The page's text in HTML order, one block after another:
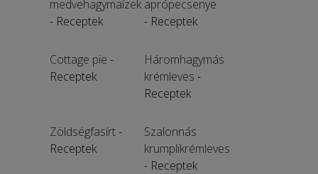
medvehagymaízek
- Receptek
aprópecsenye
- Receptek
Cottage pie -
Receptek
Háromhagymás
krémleves -
Receptek
Zöldségfasírt-
Receptek
Szalonnás
krumplikrémleves
- Receptek